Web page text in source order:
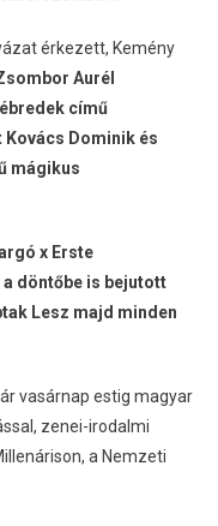
érkezett, Kemény
Aurél
című
Dominik és
mágikus
x Erste
döntőbe is bejutott
Lesz majd minden
vasárnap estig magyar
zenei-irodalmi
a Nemzeti